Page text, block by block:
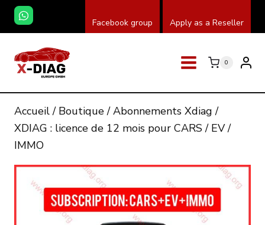
Skip
content
Facebook group Apply as a Reseller
0
Accueil / Boutique / Abonnements Xdiag /
XDIAG : licence de 12 mois pour CARS / EV /
IMMO